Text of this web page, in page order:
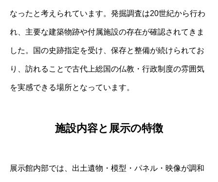
なったと考えられています。発掘調査は20世紀から行わ
れ、主要な建築物跡や付属施設の存在が確認されてきま
した。国の史跡指定を受け、保存と整備が続けられてお
り、訪れることで古代上総国の仏教・行政制度の雰囲気
を実感できる場所となっています。
施設内容と展示の特徴
展示館内部では、出土遺物・模型・パネル・映像が調和